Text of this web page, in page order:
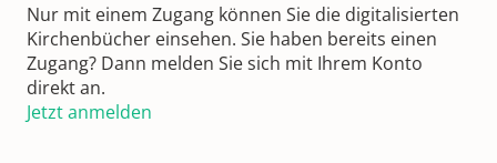
Nur mit einem Zugang können Sie die digitalisierten
Kirchenbücher einsehen. Sie haben bereits einen
Zugang? Dann melden Sie sich mit Ihrem Konto
direkt an.
Jetzt anmelden